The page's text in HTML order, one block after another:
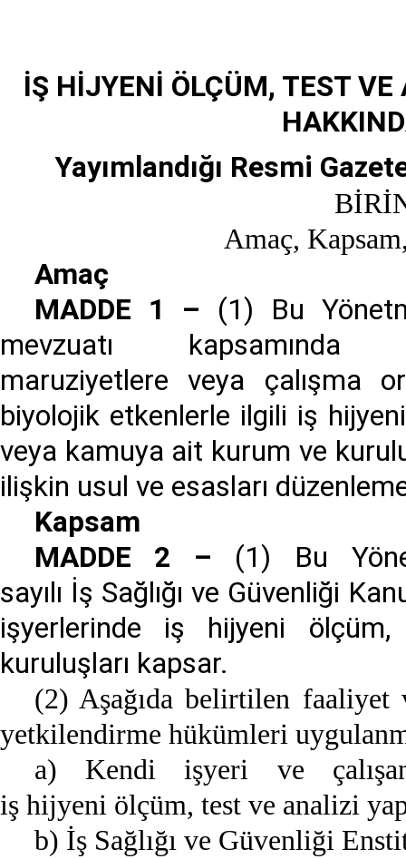
İŞ HİJYENİ ÖLÇÜM, TEST
Yayımlandığı Resmi
Amaç,
Amaç
MADDE 1 – (1) Bu
mevzuatı
maruziyetlere veya çalışma
biyolojik etkenlerle ilgili iş
veya kamuya ait kurum ve
ilişkin usul ve esasları
Kapsam
MADDE 2 – (1) Bu
sayılı İş Sağlığı ve Güvenliği
işyerlerinde iş hijyeni
kuruluşları kapsar.
(2) Aşağıda belirtilen faaliyet
yetkilendirme hükümleri
a) Kendi işyeri ve
iş hijyeni ölçüm, test ve analizi
b) İş Sağlığı ve Güvenliği